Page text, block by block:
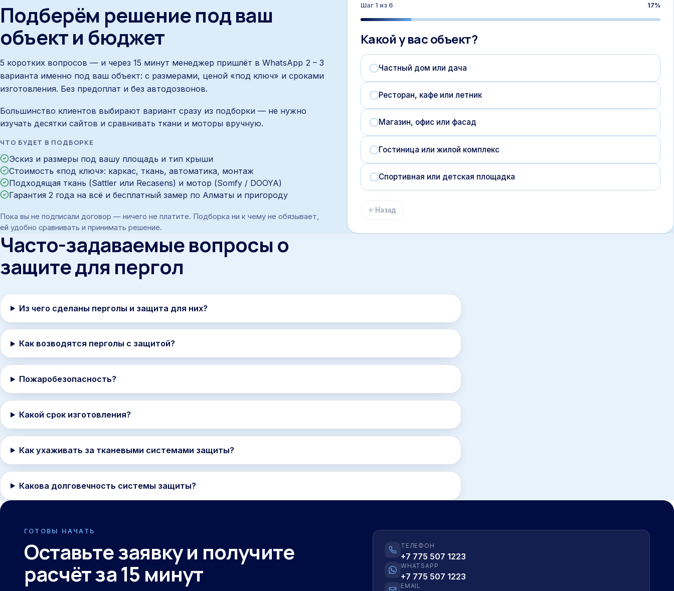
Подберём решение под ваш
объект и бюджет
5 коротких вопросов — и через 15 минут менеджер пришлёт в WhatsApp 2 – 3
варианта именно под ваш объект: с размерами, ценой «под ключ» и сроками
изготовления. Без предоплат и без автодозвонов.
Большинство клиентов выбирают вариант сразу из подборки — не нужно
изучать десятки сайтов и сравнивать ткани и моторы вручную.
ЧТО БУДЕТ В ПОДБОРКЕ
Эскиз и размеры под вашу площадь и тип крыши
Стоимость «под ключ»: каркас, ткань, автоматика, монтаж
Подходящая ткань (Sattler или Recasens) и мотор (Somfy / DOOYA)
Гарантия 2 года на всё и бесплатный замер по Алматы и пригороду
Пока вы не подписали договор — ничего не платите. Подборка ни к чему не обязывает,
ей удобно сравнивать и принимать решение.
Шаг 1 из 6 17%
Какой у вас объект?
Частный дом или дача
Ресторан, кафе или летник
Магазин, офис или фасад
Гостиница или жилой комплекс
Спортивная или детская площадка
Назад
Часто-задаваемые вопросы о
защите для пергол
Из чего сделаны перголы и защита для них?
Как возводятся перголы с защитой?
Пожаробезопасность?
Какой срок изготовления?
Как ухаживать за тканевыми системами защиты?
Какова долговечность системы защиты?
ГОТОВЫ НАЧАТЬ
Оставьте заявку и получите
расчёт за 15 минут
ТЕЛЕФОН
+7 775 507 1223
WHATSAPP
+7 775 507 1223
EMAIL